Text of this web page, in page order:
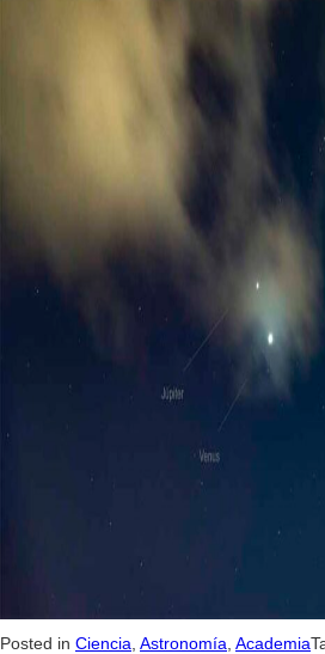
Posted in Ciencia Astronomía Academia